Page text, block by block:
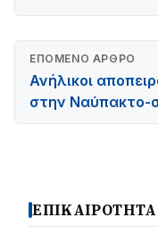
ΕΠΌΜΕΝΟ ΆΡΘΡΟ
Ανήλικοι
στην Ναύπακτο-
ΕΠΙΚΑΙΡΟΤΗΤΑ